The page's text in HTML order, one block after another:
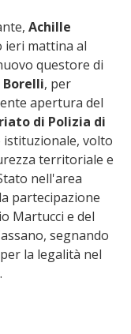
Achille
ieri mattina al
questore di
, per
apertura del
di Polizia di
istituzionale, volto
territoriale e
nell'area
partecipazione
Martucci e del
segnando
la legalità nel